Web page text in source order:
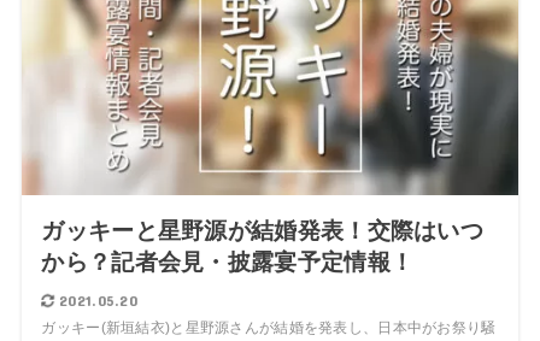
ガッキーと星野源が結婚発表！交際はいつ
から？記者会見・披露宴予定情報！
2021.05.20
ガッキー(新垣結衣)と星野源さんが結婚を発表し、日本中がお祭り騒